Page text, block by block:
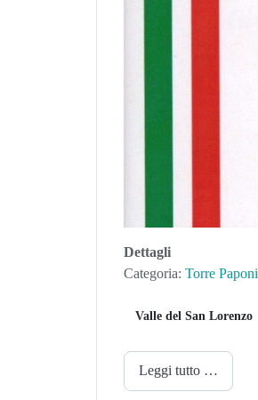
Dettagli
Categoria: Torre Paponi
Valle del San Lorenzo
Leggi tutto …